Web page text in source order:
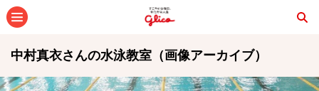
中村真衣さんの水泳教室（画像アーカイブ）